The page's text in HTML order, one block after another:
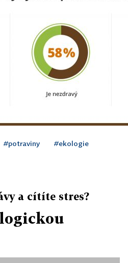
#potraviny #ekologie
a cítíte stres?